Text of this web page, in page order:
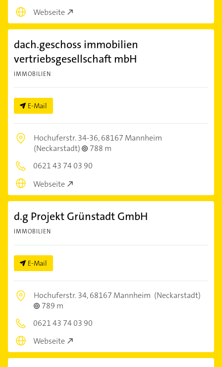
Webseite
dach.geschoss immobilien
vertriebsgesellschaft mbH
IMMOBILIEN
E-Mail
Hochuferstr. 34-36,68167 Mannheim
(Neckarstadt)
788 m
0621 43 74 03 90
Webseite
d.g Projekt Grünstadt GmbH
IMMOBILIEN
E-Mail
Hochuferstr. 34,68167 Mannheim (Neckarstadt)
789 m
0621 43 74 03 90
Webseite